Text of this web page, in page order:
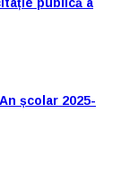
școlar 2025-